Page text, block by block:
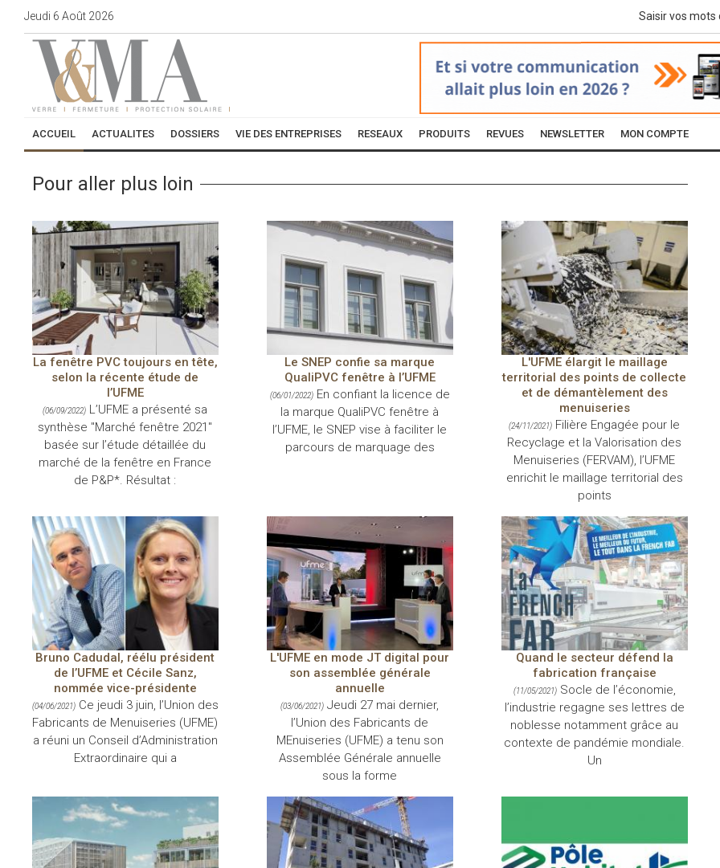
Jeudi 6 Août 2026
ACCUEIL ACTUALITES DOSSIERS VIE DES ENTREPRISES RESEAUX PRODUITS REVUES NEWSLETTER MON COMPTE
Pour aller plus loin
La fenêtre PVC toujours en tête,
selon la récente étude de
l’UFME
(06/09/2022) L’UFME a présenté sa
synthèse "Marché fenêtre 2021"
basée sur l’étude détaillée du
marché de la fenêtre en France
de P&P*. Résultat :
Le SNEP confie sa marque
QualiPVC fenêtre à l’UFME
(06/01/2022)En confiant la licence de
la marque QualiPVC fenêtre à
l’UFME, le SNEP vise à faciliter le
parcours de marquage des
L'UFME élargit le maillage
territorial des points de collecte
et de démantèlement des
menuiseries
(24/11/2021) Filière Engagée pour le
Recyclage et la Valorisation des
Menuiseries (FERVAM), l’UFME
enrichit le maillage territorial des
points
Bruno Cadudal, réélu président
de l’UFME et Cécile Sanz,
nommée vice-présidente
(04/06/2021) Ce jeudi 3 juin, l’Union des
Fabricants de Menuiseries (UFME)
a réuni un Conseil d’Administration
Extraordinaire qui a
L'UFME en mode JT digital pour
son assemblée générale
annuelle
(03/06/2021) Jeudi 27 mai dernier,
l’Union des Fabricants de
MEnuiseries (UFME) a tenu son
Assemblée Générale annuelle
sous la forme
Quand le secteur défend la
fabrication française
(11/05/2021)Socle de l’économie,
l’industrie regagne ses lettres de
noblesse notamment grâce au
contexte de pandémie mondiale.
Un